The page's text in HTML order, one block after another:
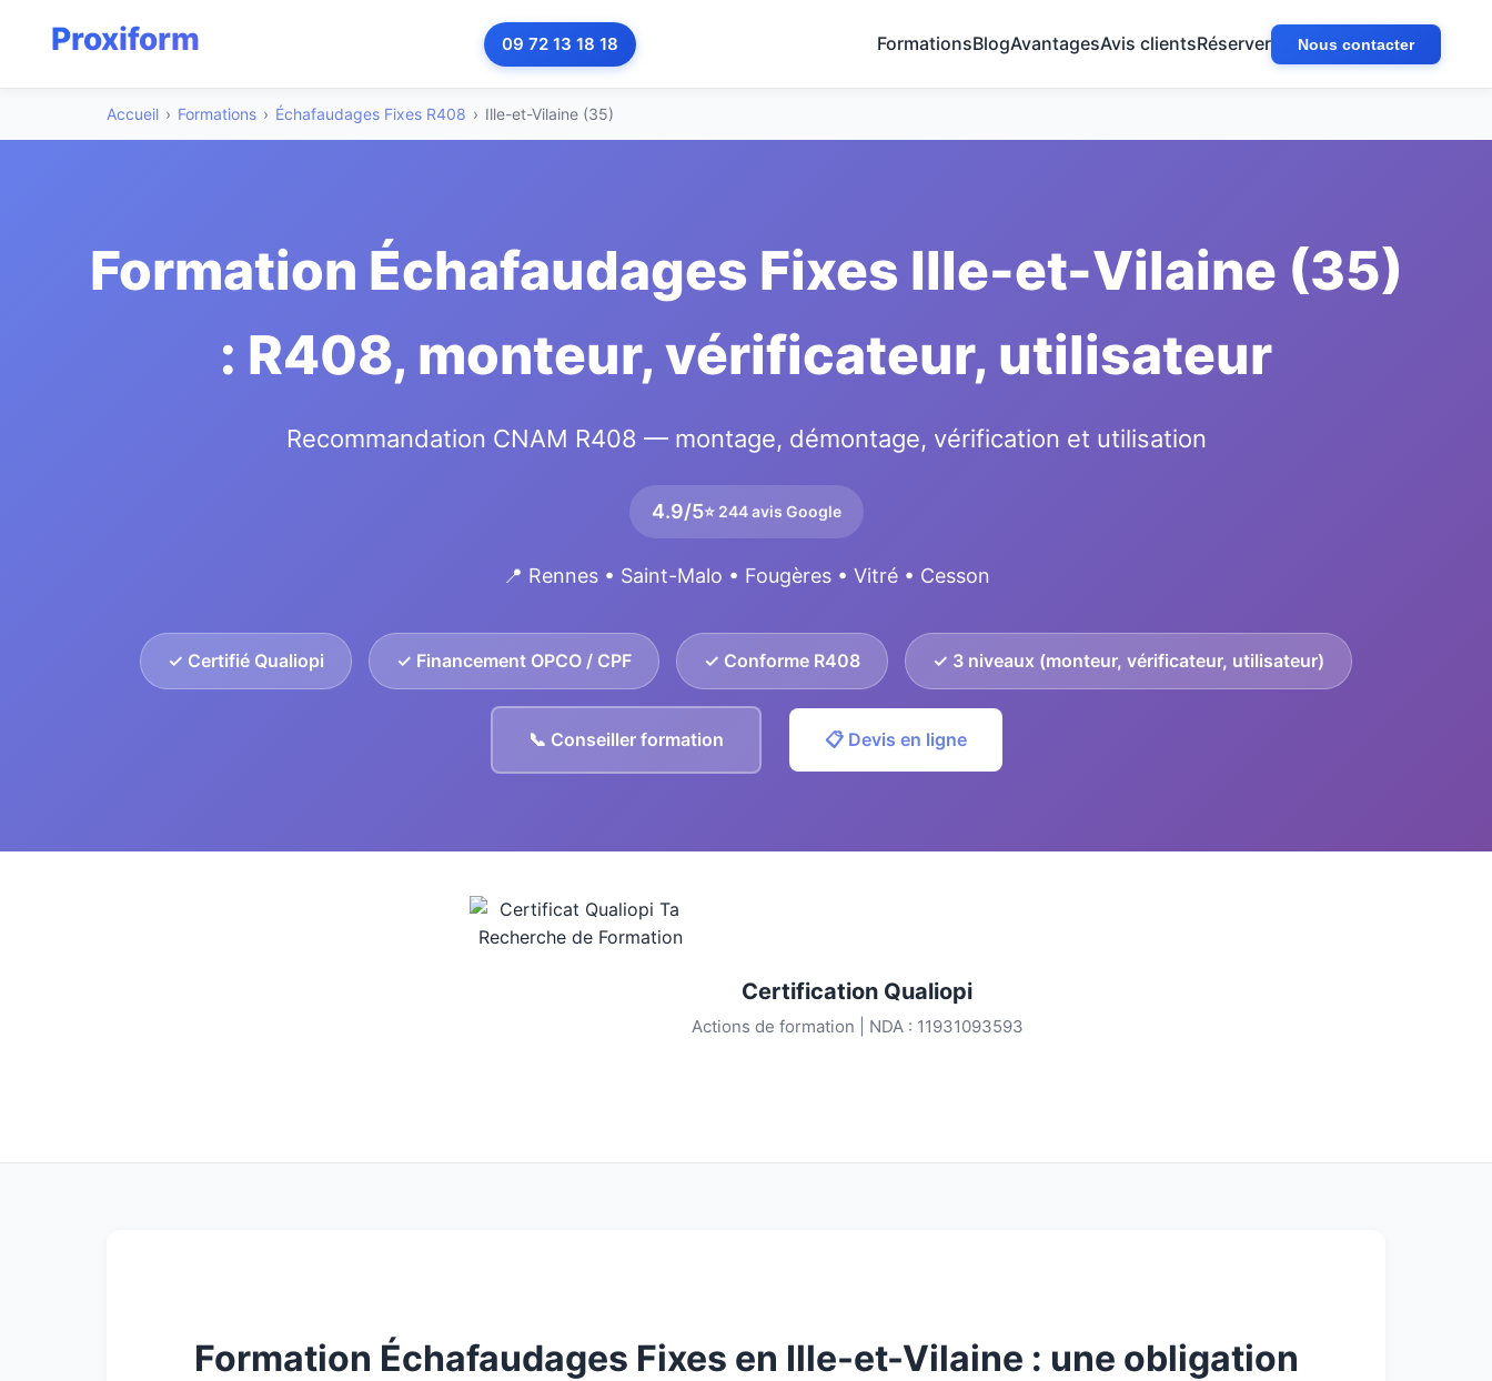
09 72 13 18 18 FormationsBlogAvantagesAvis clientsRéserver Nous contacter
Accueil › Formations › Échafaudages Fixes R408 › Ille-et-Vilaine (35)
Formation Échafaudages Fixes Ille-et-Vilaine (35)
: R408, monteur, vérificateur, utilisateur
Recommandation CNAM R408 — montage, démontage, vérification et utilisation
4.9/5⭐ 244 avis Google
📍 Rennes • Saint-Malo • Fougères • Vitré • Cesson
✓ Certifié Qualiopi ✓ Financement OPCO / CPF ✓ Conforme R408 ✓ 3 niveaux (monteur, vérificateur, utilisateur)
📞 Conseiller formation 📋 Devis en ligne
Certification Qualiopi
Actions de formation | NDA : 11931093593
Formation Échafaudages Fixes en Ille-et-Vilaine : une obligation